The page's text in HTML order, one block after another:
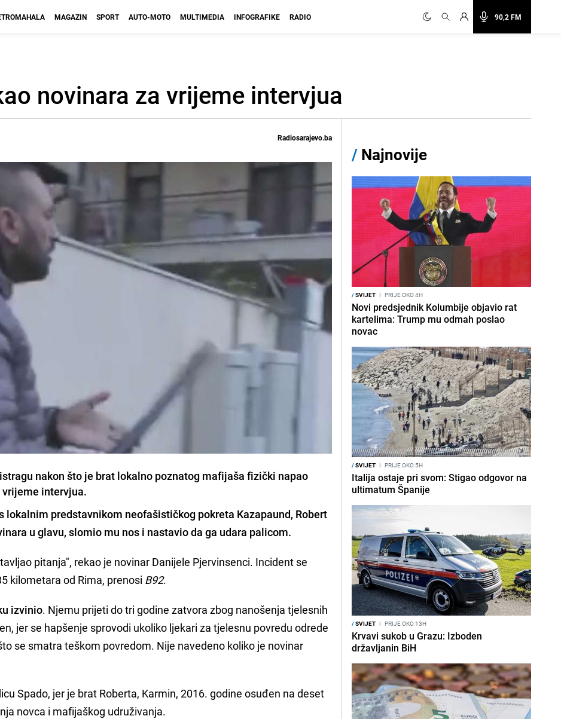
90,2 FM
MAGAZIN SPORT AUTO-MOTO MULTIMEDIA INFOGRAFIKE RADIO
novinara za vrijeme intervjua
Radiosarajevo.ba
nakon što je brat lokalno poznatog mafijaša fizički napao
intervjua.
lokalnim predstavnikom neofašističkog pokreta Kazapaund, Robert
u glavu,slomio mu nos i nastavio da ga udara palicom.
pitanja", rekao je novinar Danijele Pjervinsenci. Incident se
kilometara od Rima, prenosi B92.
izvinio. Njemu prijeti do tri godine zatvora zbog nanošenja tjelesnih
jer se hapšenje sprovodi ukoliko ljekari za tjelesnu povredu odrede
se smatra teškom povredom. Nije navedeno koliko je novinar
Spado, jer je brat Roberta, Karmin, 2016. godine osuđen na deset
novca i mafijaškog udruživanja.
/ Najnovije
/SVIJET I PRIJE OKO 4H
Novi predsjednik Kolumbije objavio rat
kartelima: Trump mu odmah poslao
novac
/SVIJET I PRIJE OKO 5H
Italija ostaje pri svom: Stigao odgovor na
ultimatum Španije
/SVIJET I PRIJE OKO 13H
Krvavi sukob u Grazu: Izboden
državljanin BiH